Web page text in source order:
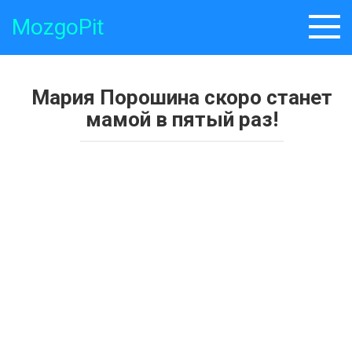
MozgoPit
Мария Порошина скоро станет
мамой в пятый раз!